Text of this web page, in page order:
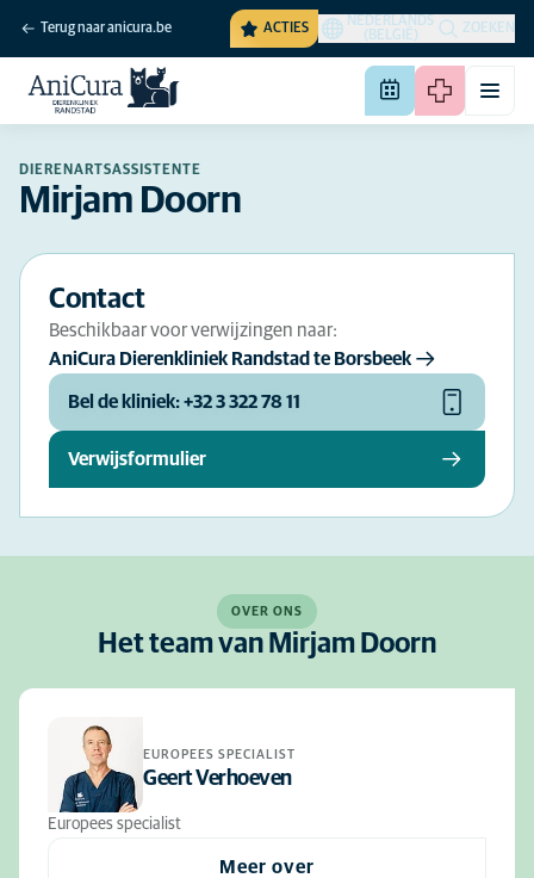
Terug naar anicura.be ACTIES
NEDERLANDS
(BELGIË)
ZOEKEN
DIERENARTSASSISTENTE
Mirjam Doorn
Contact
Beschikbaar voor verwijzingen naar:
AniCura Dierenkliniek Randstad te Borsbeek
Bel de kliniek: +32 3 322 78 11
Verwijsformulier
OVER ONS
Het team van Mirjam Doorn
EUROPEES SPECIALIST
Geert Verhoeven
Europees specialist
Meer over